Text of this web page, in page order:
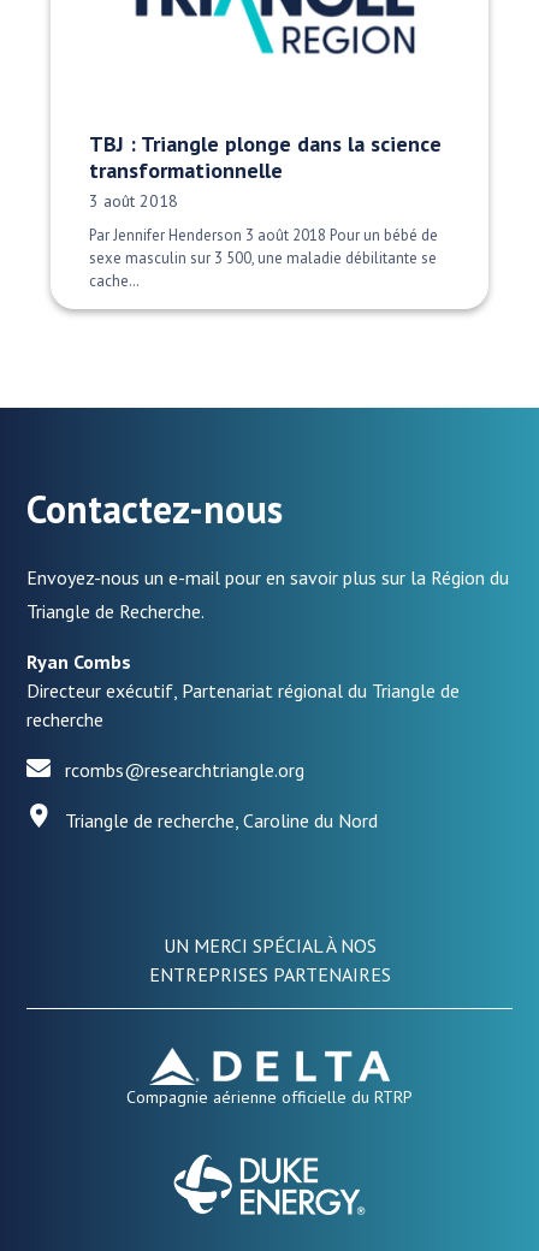
TBJ : Triangle plonge dans la science
transformationnelle
Date publiée:
3 août 2018
Par Jennifer Henderson 3 août 2018 Pour un bébé de
sexe masculin sur 3 500, une maladie débilitante se
cache…
Contactez-nous
Envoyez-nous un e-mail pour en savoir plus sur la Région du
Triangle de Recherche.
Ryan Combs
Directeur exécutif, Partenariat régional du Triangle de
recherche
rcombs@researchtriangle.org
Triangle de recherche, Caroline du Nord
UN MERCI SPÉCIAL À NOS
ENTREPRISES PARTENAIRES
Compagnie aérienne officielle du RTRP